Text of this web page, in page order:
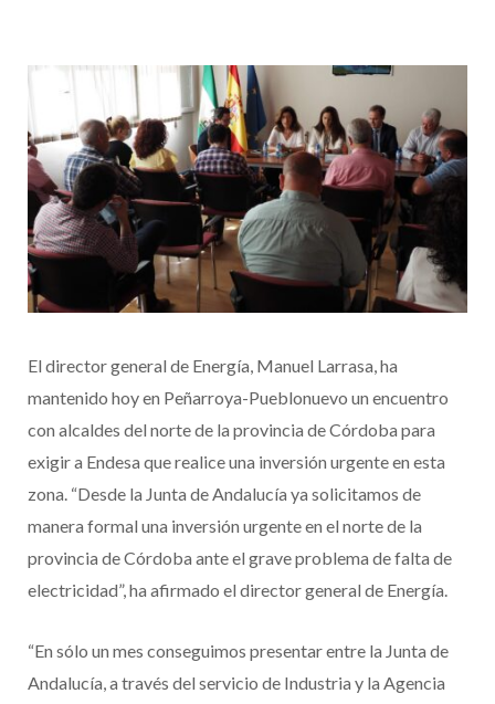
El director general de Energía, Manuel Larrasa, ha
mantenido hoy en Peñarroya-Pueblonuevo un encuentro
con alcaldes del norte de la provincia de Córdoba para
exigir a Endesa que realice una inversión urgente en esta
zona. “Desde la Junta de Andalucía ya solicitamos de
manera formal una inversión urgente en el norte de la
provincia de Córdoba ante el grave problema de falta de
electricidad”, ha afirmado el director general de Energía.
“En sólo un mes conseguimos presentar entre la Junta de
Andalucía, a través del servicio de Industria y la Agencia